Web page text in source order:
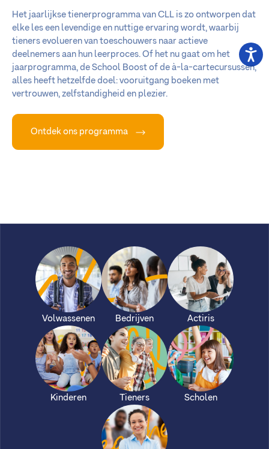
Het jaarlijkse tienerprogramma van CLL is zo ontworpen dat
elke les een levendige en nuttige ervaring wordt, waarbij
tieners evolueren van toeschouwers naar actieve
deelnemers aan hun leerproces. Of het nu gaat om het
jaarprogramma, de School Boost of de à-la-cartecursussen,
alles heeft hetzelfde doel: vooruitgang boeken met
vertrouwen, zelfstandigheid en plezier.
Ontdek ons programma
Volwassenen Bedrijven Actiris
Kinderen Tieners Scholen